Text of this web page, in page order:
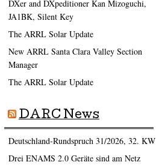
DXer and DXpeditioner Kan Mizoguchi,
JA1BK, Silent Key
The ARRL Solar Update
New ARRL Santa Clara Valley Section
Manager
The ARRL Solar Update
DARC News
Deutschland-Rundspruch 31/2026, 32. KW
Drei ENAMS 2.0 Geräte sind am Netz